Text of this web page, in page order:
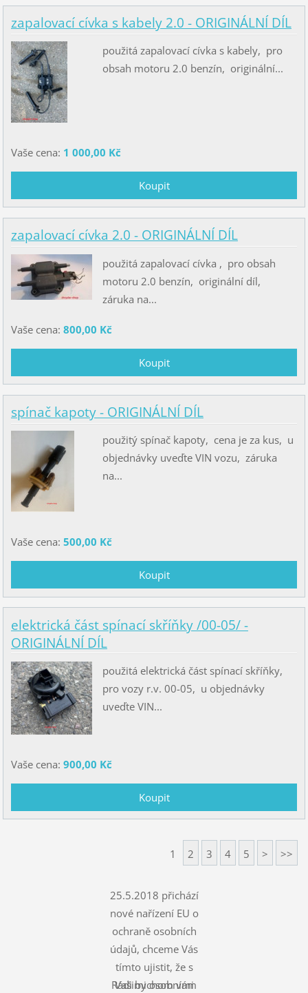
zapalovací cívka s kabely 2.0 - ORIGINÁLNÍ DÍL
použitá zapalovací cívka s kabely, pro
obsah motoru 2.0 benzín, originální...
Vaše cena: 1 000,00 Kč
zapalovací cívka 2.0 - ORIGINÁLNÍ DÍL
použitá zapalovací cívka , pro obsah
motoru 2.0 benzín, originální díl,
záruka na...
Vaše cena: 800,00 Kč
spínač kapoty - ORIGINÁLNÍ DÍL
použitý spínač kapoty, cena je za kus, u
objednávky uveďte VIN vozu, záruka
na...
Vaše cena: 500,00 Kč
elektrická část spínací skříňky /00-05/ -
ORIGINÁLNÍ DÍL
použitá elektrická část spínací skříňky,
pro vozy r.v. 00-05, u objednávky
uveďte VIN...
Vaše cena: 900,00 Kč
1 2 3 4 5 > >>
25.5.2018 přichází
nové nařízení EU o
ochraně osobních
údajů, chceme Vás
tímto ujistit, že s
Vašimi osobními
Rádi bychom vám